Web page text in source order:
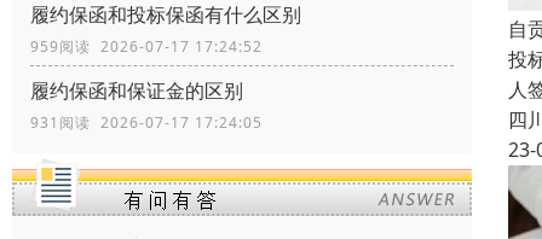
履约保函和投标保函有什么区别
959阅读 2026-07-17 17:24:52
履约保函和保证金的区别
931阅读 2026-07-17 17:24:05
自
投
人
四
23-